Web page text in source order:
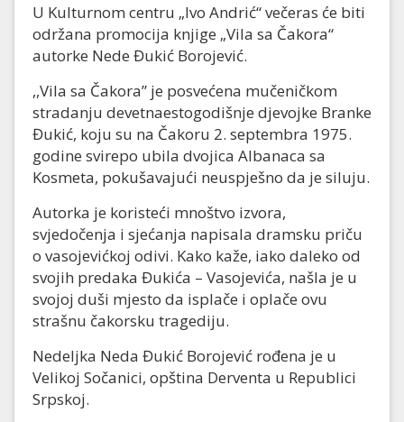
U Kulturnom centru „Ivo Andrić“ večeras će biti
održana promocija knjige „Vila sa Čakora“
autorke Nede Đukić Borojević.
,,Vila sa Čakora” je posvećena mučeničkom
stradanju devetnaestogodišnje djevojke Branke
Đukić, koju su na Čakoru 2. septembra 1975.
godine svirepo ubila dvojica Albanaca sa
Kosmeta, pokušavajući neuspješno da je siluju.
Autorka je koristeći mnoštvo izvora,
svjedočenja i sjećanja napisala dramsku priču
o vasojevićkoj odivi. Kako kaže, iako daleko od
svojih predaka Đukića – Vasojevića, našla je u
svojoj duši mjesto da isplače i oplače ovu
strašnu čakorsku tragediju.
Nedeljka Neda Đukić Borojević rođena je u
Velikoj Sočanici, opština Derventa u Republici
Srpskoj.